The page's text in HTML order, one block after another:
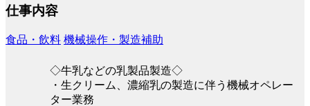
仕事内容
食品・飲料 機械操作・製造補助
◇牛乳などの乳製品製造◇
・生クリーム、濃縮乳の製造に伴う機械オペレー
ター業務